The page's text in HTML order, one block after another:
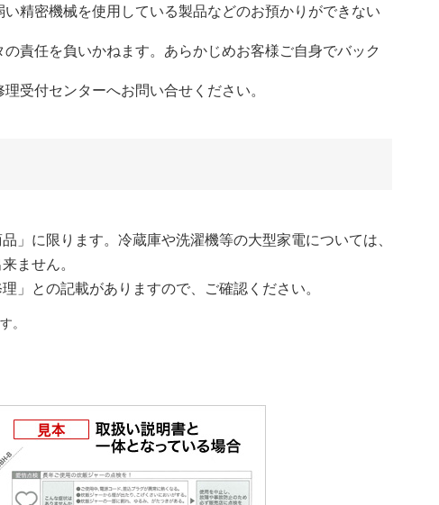
精密機械を使用している製品などのお預かりができない
責任を負いかねます。あらかじめお客様ご自身でバック
受付センターへお問い合せください。
」に限ります。冷蔵庫や洗濯機等の大型家電については、
ません。
」との記載がありますので、ご確認ください。
。